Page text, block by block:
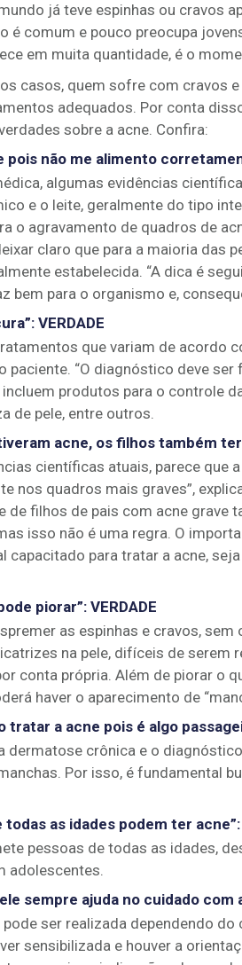
já teve espinhas ou cravos
é comum e pouco preocupa
em muita quantidade, é o
casos, quem sofre com cravos
adequados. Por conta
sobre a acne. Confira:
pois não me alimento
algumas evidências
e o leite, geralmente do tipo
o agravamento de quadros de
claro que para a maioria das
estabelecida. “A dica é
bem para o organismo e,
: VERDADE
que variam de acordo
paciente. “O diagnóstico deve
produtos para o controle
de pele, entre outros.
acne, os filhos também
científicas atuais, parece que
nos quadros mais graves”,
de filhos de pais com acne grave
isso não é uma regra. O
capacitado para tratar a acne,
piorar”: VERDADE
as espinhas e cravos,
na pele, difíceis de serem
conta própria. Além de piorar o
haver o aparecimento de
tratar a acne pois é algo
dermatose crônica e o
Por isso, é fundamental
todas as idades podem ter acne”:
pessoas de todas as idades,
adolescentes.
sempre ajuda no cuidado com
ser realizada dependendo do
sensibilizada e houver a